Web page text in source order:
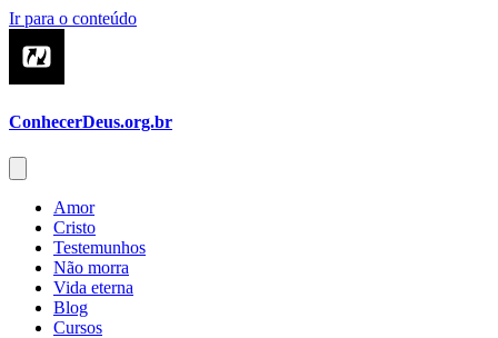
Ir para o conteúdo
ConhecerDeus.org.br
Amor
Cristo
Testemunhos
Não morra
Vida eterna
Blog
Cursos